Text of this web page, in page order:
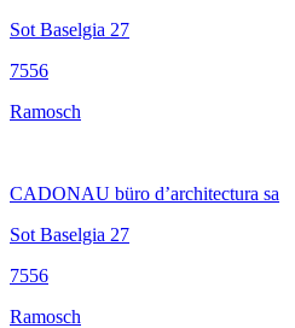
Sot Baselgia 27
7556
Ramosch
CADONAU büro d’architectura sa
Sot Baselgia 27
7556
Ramosch